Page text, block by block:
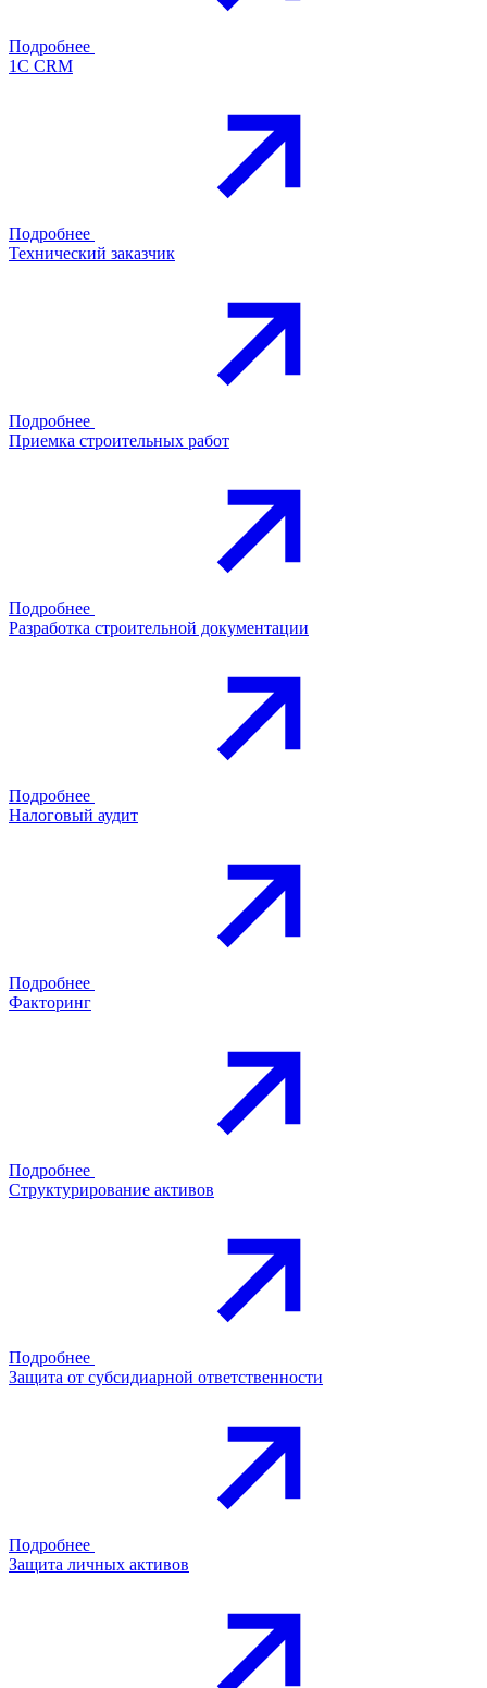
Подробнее
1С CRM
Подробнее
Технический заказчик
Подробнее
Приемка строительных работ
Подробнее
Разработка строительной документации
Подробнее
Налоговый аудит
Подробнее
Факторинг
Подробнее
Структурирование активов
Подробнее
Защита от субсидиарной ответственности
Подробнее
Защита личных активов